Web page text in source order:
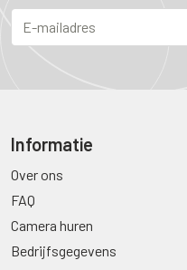
Informatie
Over ons
FAQ
Camera huren
Bedrijfsgegevens